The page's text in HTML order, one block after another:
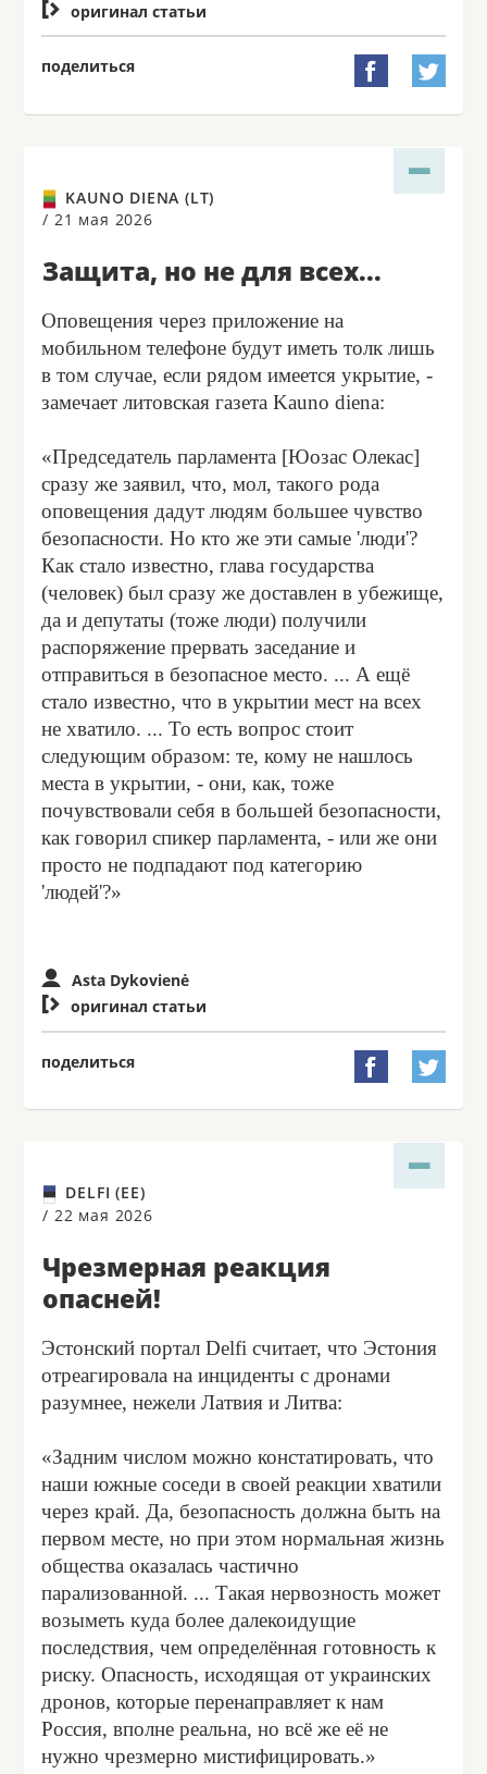
 оригинал статьи
поделиться  
KAUNO DIENA (LT)
/ 21 мая 2026
Защита, но не для всех...
Оповещения через приложение на
мобильном телефоне будут иметь толк лишь
в том случае, если рядом имеется укрытие, -
замечает литовская газета Kauno diena:
«Председатель парламента [Юозас Олекас]
сразу же заявил, что, мол, такого рода
оповещения дадут людям большее чувство
безопасности. Но кто же эти самые 'люди'?
Как стало известно, глава государства
(человек) был сразу же доставлен в убежище,
да и депутаты (тоже люди) получили
распоряжение прервать заседание и
отправиться в безопасное место. ... А ещё
стало известно, что в укрытии мест на всех
не хватило. ... То есть вопрос стоит
следующим образом: те, кому не нашлось
места в укрытии, - они, как, тоже
почувствовали себя в большей безопасности,
как говорил спикер парламента, - или же они
просто не подпадают под категорию
'людей'?»
Asta Dykovienė
 оригинал статьи
поделиться  
DELFI (EE)
/ 22 мая 2026
Чрезмерная реакция
опасней!
Эстонский портал Delfi считает, что Эстония
отреагировала на инциденты с дронами
разумнее, нежели Латвия и Литва:
«Задним числом можно констатировать, что
наши южные соседи в своей реакции хватили
через край. Да, безопасность должна быть на
первом месте, но при этом нормальная жизнь
общества оказалась частично
парализованной. ... Такая нервозность может
возыметь куда более далекоидущие
последствия, чем определённая готовность к
риску. Опасность, исходящая от украинских
дронов, которые перенаправляет к нам
Россия, вполне реальна, но всё же её не
нужно чрезмерно мистифицировать.»